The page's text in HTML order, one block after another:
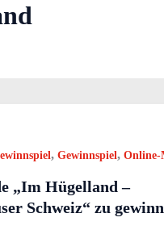
, Gewinnspiel, Online-
„Im Hügelland –
Schweiz“ zu